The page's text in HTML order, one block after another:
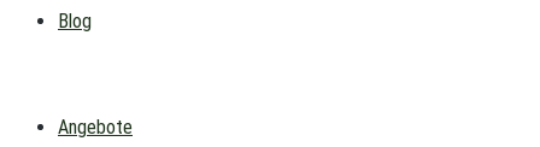
Blog
Angebote